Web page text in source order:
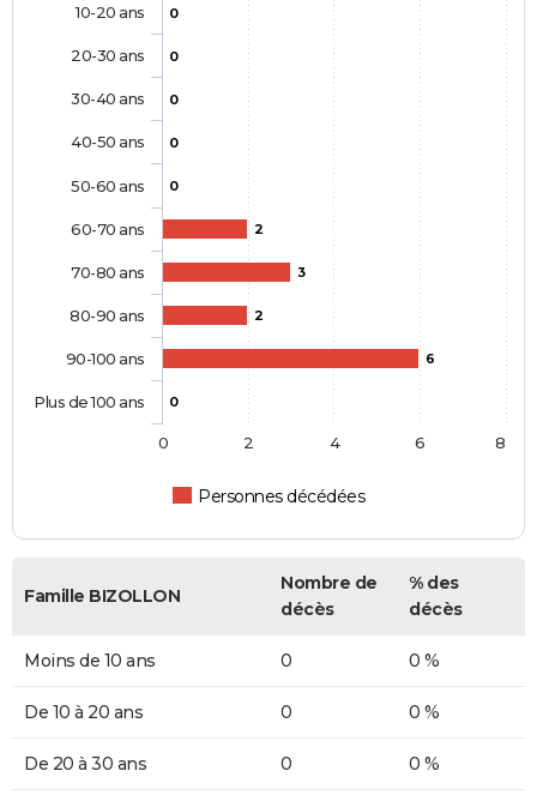
0
0
0
0
0
2
3
2
6
0
Personnes décédées
10-20 ans
20-30 ans
30-40 ans
40-50 ans
50-60 ans
60-70 ans
70-80 ans
80-90 ans
90-100 ans
Plus de 100 ans
0 2 4 6 8
Famille BIZOLLON
Nombre de
décès
% des
décès
Moins de 10 ans 0 0 %
De 10 à 20 ans 0 0 %
De 20 à 30 ans 0 0 %